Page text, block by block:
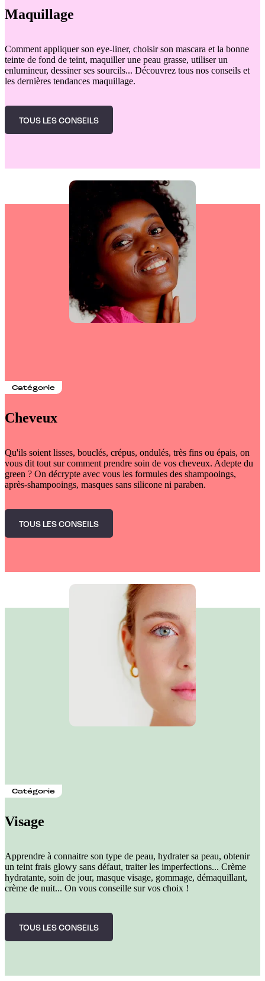
Maquillage
Comment appliquer son eye-liner, choisir son mascara et la bonne
teinte de fond de teint, maquiller une peau grasse, utiliser un
enlumineur, dessiner ses sourcils... Découvrez tous nos conseils et
les dernières tendances maquillage.
TOUS LES CONSEILS
Catégorie
Cheveux
Qu'ils soient lisses, bouclés, crépus, ondulés, très fins ou épais, on
vous dit tout sur comment prendre soin de vos cheveux. Adepte du
green ? On décrypte avec vous les formules des shampooings,
après-shampooings, masques sans silicone ni paraben.
TOUS LES CONSEILS
Catégorie
Visage
Apprendre à connaitre son type de peau, hydrater sa peau, obtenir
un teint frais glowy sans défaut, traiter les imperfections... Crème
hydratante, soin de jour, masque visage, gommage, démaquillant,
crème de nuit... On vous conseille sur vos choix !
TOUS LES CONSEILS